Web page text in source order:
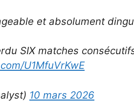
et absolument
SIX matches
U1MfuVrKwE
10 mars 2026